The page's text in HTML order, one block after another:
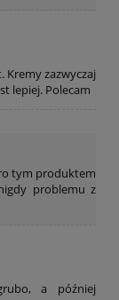
Kremy zazwyczaj
lepiej. Polecam
tym produktem
problemu z
a później